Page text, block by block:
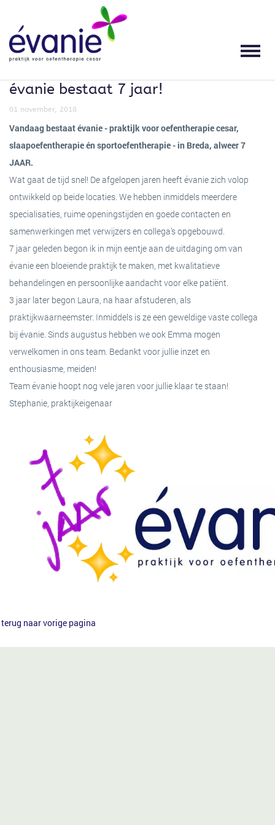
évanie bestaat 7 jaar!
01 november, 2018
Vandaag bestaat évanie - praktijk voor oefentherapie cesar,
slaapoefentherapie én sportoefentherapie - in Breda, alweer 7
JAAR.
Wat gaat de tijd snel! De afgelopen jaren heeft évanie zich volop
ontwikkeld op beide locaties. We hebben inmiddels meerdere
specialisaties, ruime openingstijden en goede contacten en
samenwerkingen met verwijzers en collega’s opgebouwd.
7 jaar geleden begon ik in mijn eentje aan de uitdaging om van
évanie een bloeiende praktijk te maken, met kwalitatieve
behandelingen en persoonlijke aandacht voor elke patiënt.
3 jaar later begon Laura, na haar afstuderen, als
praktijkwaarneemster. Inmiddels is ze een geweldige vaste collega
bij évanie. Sinds augustus hebben we ook Emma mogen
verwelkomen in ons team. Bedankt voor jullie inzet en
enthousiasme, meiden!
Team évanie hoopt nog vele jaren voor jullie klaar te staan!
Stephanie, praktijkeigenaar
terug naar vorige pagina
OEFENTHERAPIE
WAT IS OEFENTHERAPIE?
VOOR WIE IS OEFENTHERAPIE
GESCHIKT?
WERKWIJZE
GROEPSLESSEN
KLACHTEN
HOOFDPIJN EN
NEK-, SCHOUDER EN ARMKLACHTEN
RUG- EN BEKKENKLACHTEN
HEUP-, KNIE- EN VOETKLACHTEN
ADEMHALINGSKLACHTEN
WERK- EN SPORTGERELATEERDE
KLACHTEN
CHRONISCHE KLACHTEN
NEUROLOGISCHE KLACHTEN
TERUG
SPECIALISATIES
SLAAPOEFENTHERAPIE
ADEM- EN ONTSPANNINGSTHERAPIE
SENSORISCHE INTEGRATIE
SCOLIOSE BEHANDELING
SPORTMASSAGE
WERKPLEKADVISERING
TERUG
TERUG
THERAPEUTEN
STEPHANIE BEERS
TERUG
PRAKTIJK
LOCATIES
GEZONDHEIDSCENTRUM DORST ZORG
TERUG
OPENINGSTIJDEN
VERGOEDINGEN
TARIEVEN
KWALITEIT
MISSIE EN VISIE
DOWNLOADS
SAMENWERKINGSPARTNERS
NIEUWS
ERVARINGEN
CONTACT